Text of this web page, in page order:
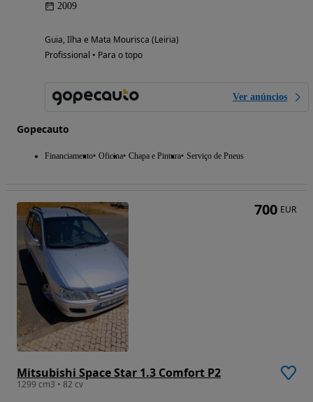
2009
Guia, Ilha e Mata Mourisca (Leiria)
Profissional • Para o topo
Ver anúncios
Gopecauto
Financiamento Oficina Chapa e Pintura Serviço de Pneus
Mitsubishi Space Star 1.3 Comfort P2
1299 cm3 • 82 cv
700 EUR